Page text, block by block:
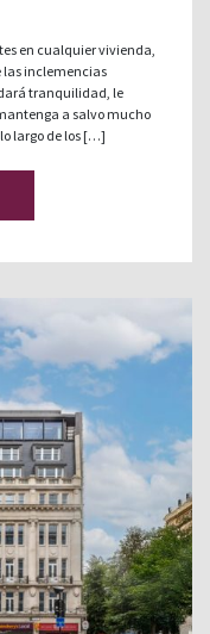
en cualquier vivienda,
las inclemencias
tranquilidad, le
a salvo mucho
largo de los […]